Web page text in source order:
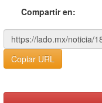
Compartir en:
Copiar URL